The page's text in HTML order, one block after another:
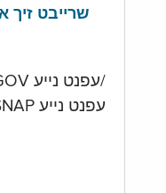
שרייבט זיך
/עפנט נייע NY.GOV אגסקאהאל
עפנט נייע SNAP גאס אקאונט